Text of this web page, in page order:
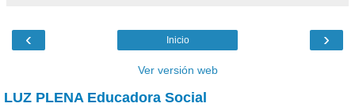
‹ ›
Inicio
Ver versión web
LUZ PLENA Educadora Social